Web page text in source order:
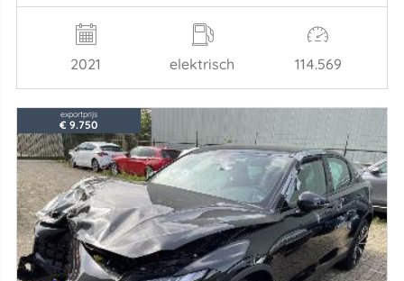
2021 elektrisch 114.569
exportprijs
€ 9.750